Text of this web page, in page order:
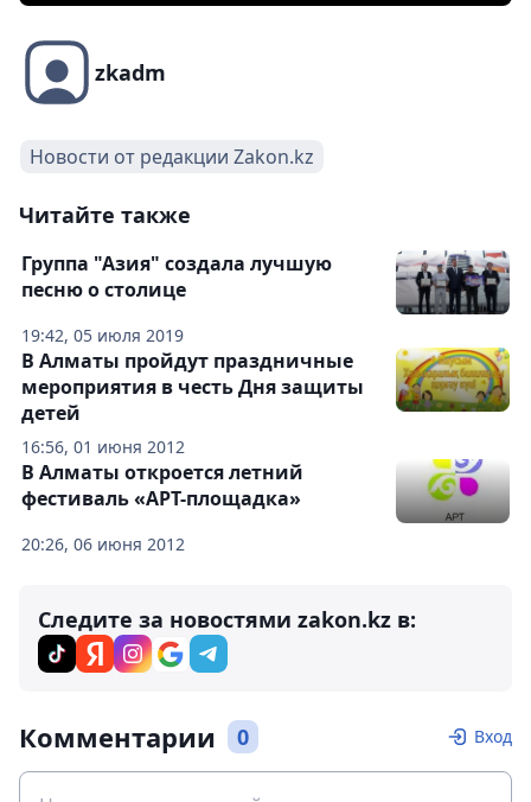
zkadm
Новости от редакции Zakon.kz
Читайте также
19:42, 05 июля 2019
Группа "Азия" создала лучшую
песню о столице
16:56, 01 июня 2012
В Алматы пройдут праздничные
мероприятия в честь Дня защиты
детей
20:26, 06 июня 2012
В Алматы откроется летний
фестиваль «АРТ-площадка»
Следите за новостями zakon.kz в:
Комментарии 0 Вход